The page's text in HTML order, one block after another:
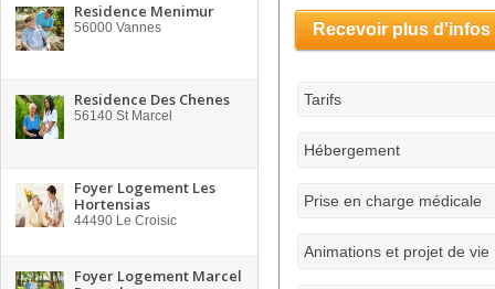
Residence Menimur
56000 Vannes
Residence Des Chenes
56140 St Marcel
Foyer Logement Les
Hortensias
44490 Le Croisic
Foyer Logement Marcel
Recevoir plus d'infos
Tarifs
Hébergement
Prise en charge médicale
Animations et projet de vie